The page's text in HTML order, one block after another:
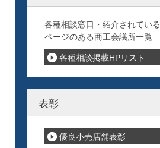
各種相談窓口・紹介されている
ページのある商工会議所一覧
各種相談掲載HPリスト
表彰
優良小売店舗表彰